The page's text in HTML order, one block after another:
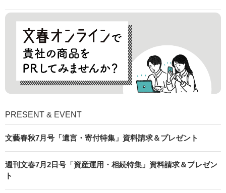
PRESENT & EVENT
文藝春秋7月号「遺言・寄付特集」資料請求＆プレゼント
週刊文春7月2日号「資産運用・相続特集」資料請求＆プレゼン
ト